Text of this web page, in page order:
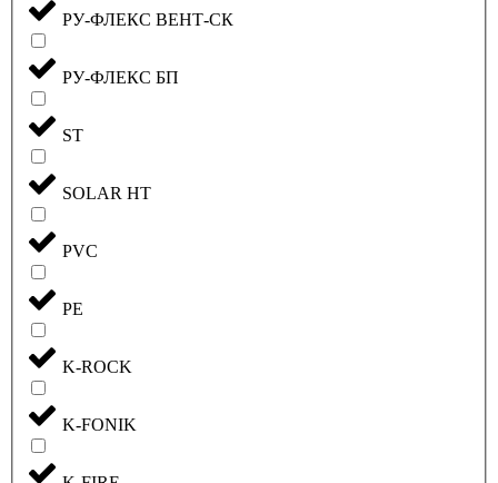
РУ-ФЛЕКС ВЕНТ-СК
РУ-ФЛЕКС БП
ST
SOLAR HT
PVC
PE
K-ROCK
K-FONIK